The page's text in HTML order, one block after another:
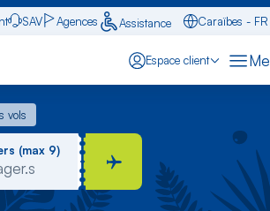
SAV Agences Assistance
Caraïbes - FR
Espace client
vols
vols
(max 9)